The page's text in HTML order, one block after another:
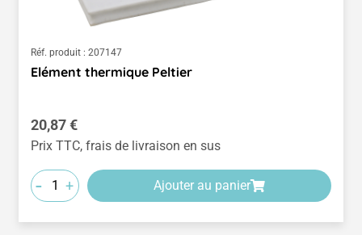
Réf. produit : 207147
Elément thermique Peltier
Prix régulier :
20,87 €
Prix TTC, frais de livraison en sus
- + Ajouter au panier